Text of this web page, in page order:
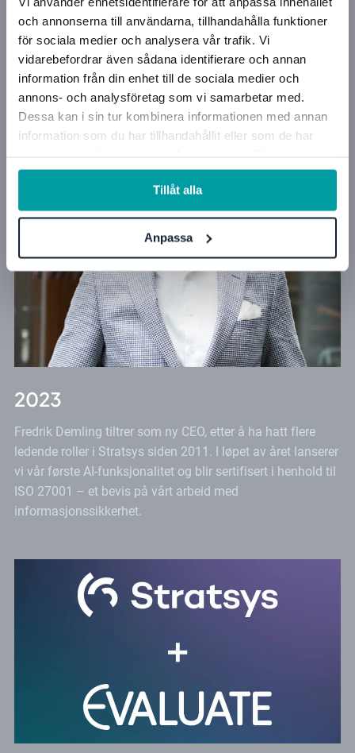
och annonserna till användarna, tillhandahålla funktioner
för sociala medier och analysera vår trafik. Vi
vidarebefordrar även sådana identifierare och annan
information från din enhet till de sociala medier och
annons- och analysföretag som vi samarbetar med.
Dessa kan i sin tur kombinera informationen med annan
information som du har tillhandahållit eller som de har
information, se vårintegritetspolicy.
Tillåt alla
Anpassa
2021
Vi åpner kontor i Oslo og styrker vår nordiske
tilstedeværelse. Samtidig øker fokuset på ESG- og GRC-
løsninger innen privat sektor – og vi blir kåret til et av
Sveriges Karriærselskaper 2022.
2023
Fredrik Demling tiltrer som ny CEO, etter å ha hatt flere
ledende roller i Stratsys siden 2011. I løpet av året lanserer
vi vår første AI-funksjonalitet og blir sertifisert i henhold til
ISO 27001 – et bevis på vårt arbeid med
informasjonssikkerhet.